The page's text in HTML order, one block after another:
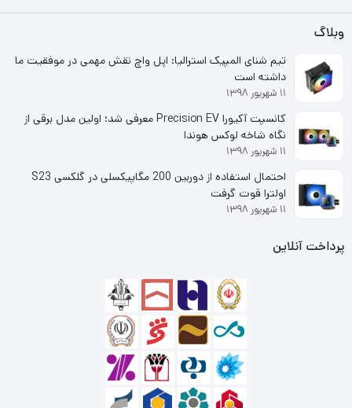
مشخصات فنی
نوع اتصال
با سیم / بی سیم
تکنولوژی بی سیم
Bluetooth
نوع رابط
بلوتوث
زمان استفاده در حالت مکالمه
زمان استفاده در حالت موسیقی
وبلاگ
تیم شنای المپیک استرالیا: اپل واچ نقش مهمی در موفقیت ما
داشته است
۱۱ شهریور ۱۳۹۸
کانسپت آکیورا Precision EV معرفی شد؛ اولین مدل برقی از
نگاه شاخه لوکس هوندا
۱۱ شهریور ۱۳۹۸
احتمال استفاده از دوربین 200 مگاپیکسلی در گلکسی S23
اولترا قوت گرفت
۱۱ شهریور ۱۳۹۸
پرداخت آنلاین